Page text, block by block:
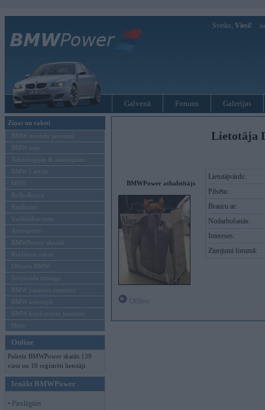
Sveiks, Viesi!
Galvenā Forums Galerijas
Ziņas un raksti
BMW modeļu jaunumi
BMW testi
Tehnoloģijas & sasniegumi
BMW Latvijā
MINI
Rolls-Royce
Pasākumi
Vadāmības tests
Autosports
BMWPower aktuāli
Reklāmas raksti
Mēneša BMW
Sērijveida tūnings
BMW pasaules jaunumi
BMW koncepti
BMW konkurentu jaunumi
Moto
Online
Pašreiz BMWPower skatās 139
viesi un 10 reģistrēti lietotāji.
Ienākt BMWPower
• Pieslēgties
Lietotāja
BMWPower atbalstītājs
Lietotājvārds:
Pilsēta:
Braucu ar:
Nodarbošanās:
Intereses:
Ziņojumi forumā: